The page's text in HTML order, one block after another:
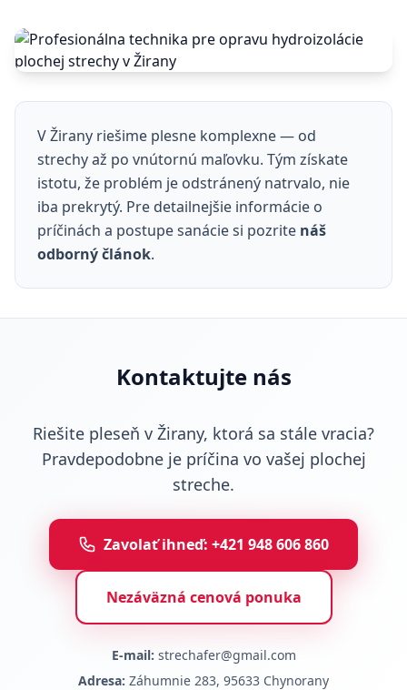
V Žirany riešime plesne komplexne — od
strechy až po vnútornú maľovku. Tým získate
istotu, že problém je odstránený natrvalo, nie
iba prekrytý. Pre detailnejšie informácie o
príčinách a postupe sanácie si pozrite náš
odborný článok.
Kontaktujte nás
Riešite pleseň v Žirany, ktorá sa stále vracia?
Pravdepodobne je príčina vo vašej plochej
streche.
Zavolať ihneď: +421 948 606 860
Nezáväzná cenová ponuka
E-mail: strechafer@gmail.com
Adresa: Záhumnie 283, 95633 Chynorany